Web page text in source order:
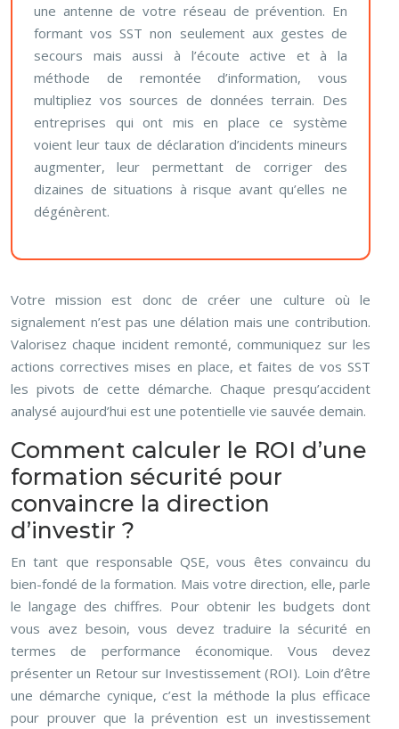
une antenne de votre réseau de prévention. En
formant vos SST non seulement aux gestes de
secours mais aussi à l’écoute active et à la
méthode de remontée d’information, vous
multipliez vos sources de données terrain. Des
entreprises qui ont mis en place ce système
voient leur taux de déclaration d’incidents mineurs
augmenter, leur permettant de corriger des
dizaines de situations à risque avant qu’elles ne
dégénèrent.
Votre mission est donc de créer une culture où le
signalement n’est pas une délation mais une contribution.
Valorisez chaque incident remonté, communiquez sur les
actions correctives mises en place, et faites de vos SST
les pivots de cette démarche. Chaque presqu’accident
analysé aujourd’hui est une potentielle vie sauvée demain.
Comment calculer le ROI d’une
formation sécurité pour
convaincre la direction
d’investir ?
En tant que responsable QSE, vous êtes convaincu du
bien-fondé de la formation. Mais votre direction, elle, parle
le langage des chiffres. Pour obtenir les budgets dont
vous avez besoin, vous devez traduire la sécurité en
termes de performance économique. Vous devez
présenter un Retour sur Investissement (ROI). Loin d’être
une démarche cynique, c’est la méthode la plus efficace
pour prouver que la prévention est un investissement